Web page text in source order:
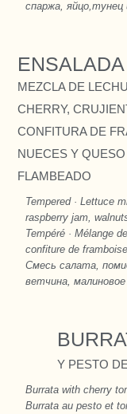
спаржа, яйцо,тунец
MEZCLA DE
CHERRY,
CONFITURA DE
NUECES Y
FLAMBEADO
Tempered · Lettuce
raspberry jam,
Tempéré · Mélange
confiture de
Смесь салата,
ветчина,
Y PESTO
Burrata with cherry
Burrata au pesto et